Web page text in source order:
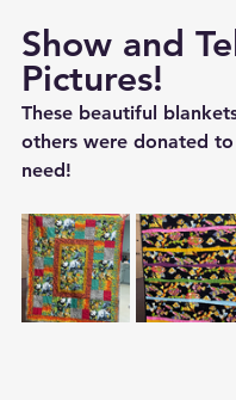
Show and
Pictures!
These beautiful
others were donated
need!